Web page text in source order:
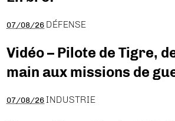
07/08/26 DÉFENSE
Vidéo – Pilote de Tigre,
main aux missions de
07/08/26 INDUSTRIE